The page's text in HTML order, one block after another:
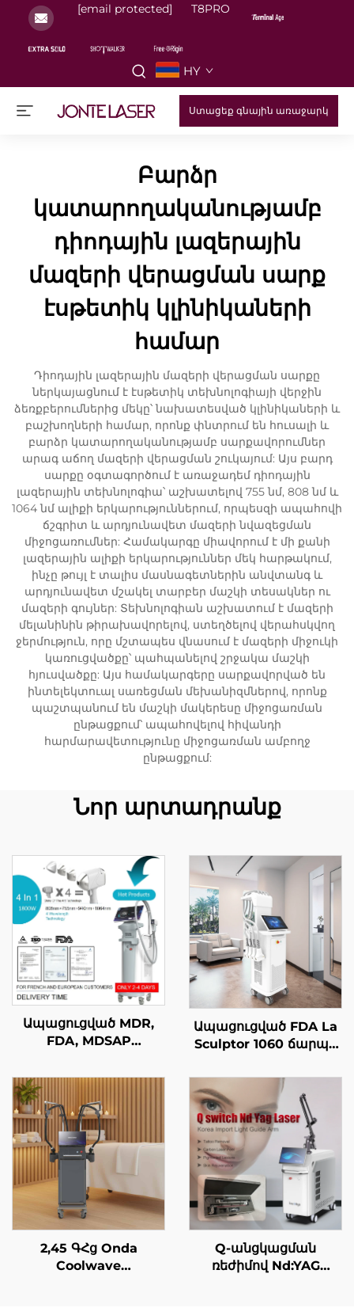
[email protected] T8PRO
HY
Ստացեք գնային առաջարկ
Բարձր
կատարողականությամբ
դիոդային լազերային
մազերի վերացման սարք
էսթետիկ կլինիկաների
համար
Դիոդային լազերային մազերի վերացման սարքը
ներկայացնում է էսթետիկ տեխնոլոգիայի վերջին
ձեռքբերումներից մեկը՝ նախատեսված կլինիկաների և
բաշխողների համար, որոնք փնտրում են հուսալի և
բարձր կատարողականությամբ սարքավորումներ
արագ աճող մազերի վերացման շուկայում: Այս բարդ
սարքը օգտագործում է առաջադեմ դիոդային
լազերային տեխնոլոգիա՝ աշխատելով 755 նմ, 808 նմ և
1064 նմ ալիքի երկարություններում, որպեսզի ապահովի
ճշգրիտ և արդյունավետ մազերի նվազեցման
միջոցառումներ: Համակարգը միավորում է մի քանի
լազերային ալիքի երկարություններ մեկ հարթակում,
ինչը թույլ է տալիս մասնագետներին անվտանգ և
արդյունավետ մշակել տարբեր մաշկի տեսակներ ու
մազերի գույներ: Տեխնոլոգիան աշխատում է մազերի
մելանինին թիրախավորելով, ստեղծելով վերահսկվող
ջերմություն, որը մշտապես վնասում է մազերի միջուկի
կառուցվածքը՝ պահպանելով շրջակա մաշկի
հյուսվածքը: Այս համակարգերը սարքավորված են
ինտելեկտուալ սառեցման մեխանիզմներով, որոնք
պաշտպանում են մաշկի մակերեսը միջոցառման
ընթացքում՝ ապահովելով հիվանդի
հարմարավետությունը միջոցառման ամբողջ
ընթացքում:
Նոր արտադրանք
Ապացուցված MDR,
FDA, MDSAP
համապատասխանող
600 Վտ, 1200 Վտ, 1800
Վտ, 3000 Վտ
հզորությամբ, 4-ը-1-ում
փոխարինելի
մասերով, 755 նմ, 808
նմ, 940 նմ, 1064 նմ
դիոդային լազերային
մազերի վերացման
սարք
Ապացուցված FDA La
Sculptor 1060 ճարպի
վարակի դիոդային
լազերային 1060 նմ
դիոդային լազերային
մարմնի ձևավորման
ու նիհարեցման սարք
2,45 ԳՀց Onda
Coolwave
Q-անցկացման
ռեժիմով Nd:YAG